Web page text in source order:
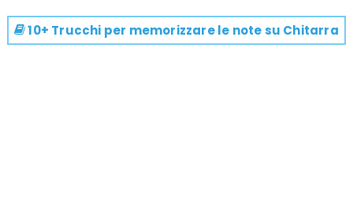
10+ Trucchi per memorizzare le note su Chitarra